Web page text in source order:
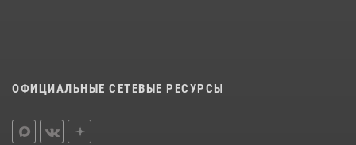
ОФИЦИАЛЬНЫЕ СЕТЕВЫЕ РЕСУРСЫ